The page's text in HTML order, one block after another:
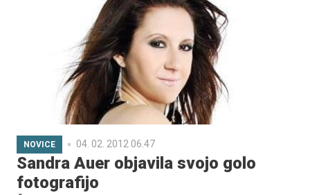
NOVICE 04. 02. 2012 06.47
Sandra Auer objavila svojo golo
fotografijo